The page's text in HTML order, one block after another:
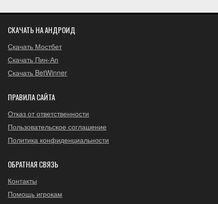
СКАЧАТЬ НА АНДРОИД
Скачать Мостбет
Скачать Пин-Ап
Скачать BetWinner
ПРАВИЛА САЙТА
Отказ от ответственности
Пользовательское соглашение
Политика конфиденциальности
ОБРАТНАЯ СВЯЗЬ
Контакты
Помощь игрокам